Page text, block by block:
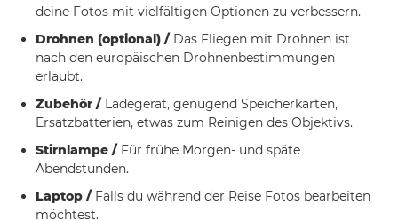
deine Fotos mit vielfältigen Optionen zu verbessern.
Drohnen (optional) /Das Fliegen mit Drohnen ist
nach den europäischen Drohnenbestimmungen
erlaubt.
Zubehör /Ladegerät, genügend Speicherkarten,
Ersatzbatterien, etwas zum Reinigen des Objektivs.
Stirnlampe /Für frühe Morgen- und späte
Abendstunden.
Laptop /Falls du während der Reise Fotos bearbeiten
möchtest.